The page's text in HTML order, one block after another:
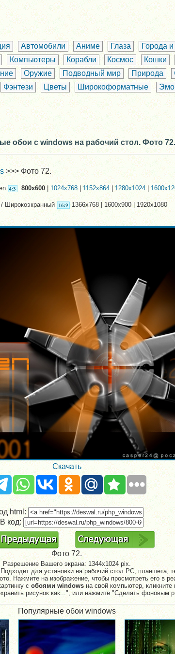
Автомобили Аниме Глаза Города
Компьютеры Корабли Космос Кошки
Оружие Подводный мир Природа
Фэнтези
Цветы Широкоформатные Эмо
обои с windows на рабочий стол. Фото 72.
>>> Фото 72.
800x600|1024x768|1152x864|1280x1024|
/ Широкоэкранный 1366x768 | 1600x900 | 1920x1080
Скачать
html:
код:
Фото 72.
Разрешение Вашего экрана: 1344x1024 pix.
для установки на рабочий стол PC, планшета,
Нажмите на изображение, чтобы просмотреть его в
с обоями windowsна свой компьютер, кликните
рисунок как...", или нажмите "Сделать фоновым
Популярные обои windows